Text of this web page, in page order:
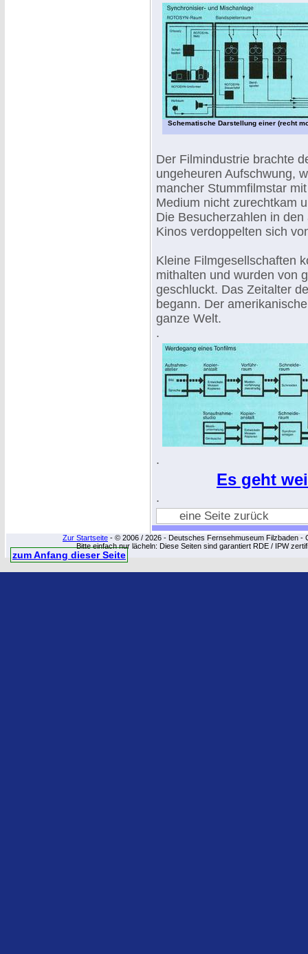
Schematische Darstellung einer (recht
Der Filmindustrie brachte
ungeheuren Aufschwung,
mancher Stummfilmstar
Medium nicht zurechtkam
Die Besucherzahlen in
Kinos verdoppelten sich
Kleine Filmgesellschaften
mithalten und wurden von
geschluckt. Das Zeitalter
begann. Der
ganze Welt.
.
.
Es geht
.
eine Seite zurück
Zur Startseite - © 2006 / 2026 - Deutsches Fernsehmuseum Filzbaden -
Bitte einfach nur lächeln: Diese Seiten sind garantiert RDE / IPW
zum Anfang dieser Seite